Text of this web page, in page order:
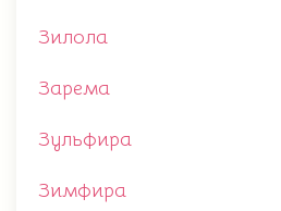
Зилола
Зарема
Зульфира
Зимфира